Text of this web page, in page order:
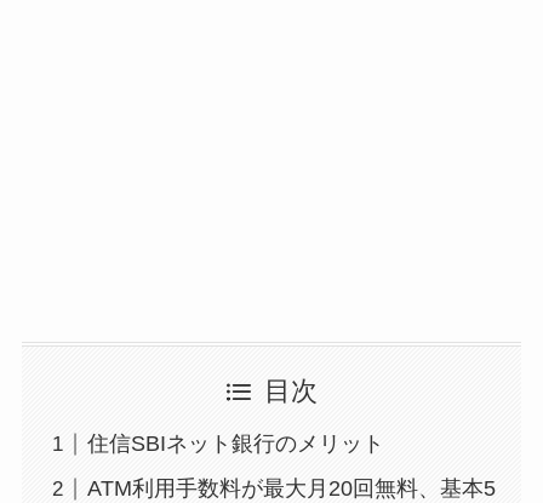
目次
住信SBIネット銀行のメリット
ATM利用手数料が最大月20回無料、基本5